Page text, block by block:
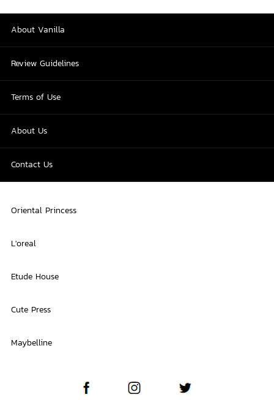
About Vanilla
Review Guidelines
Terms of Use
About Us
Contact Us
Oriental Princess
L'oreal
Etude House
Cute Press
Maybelline